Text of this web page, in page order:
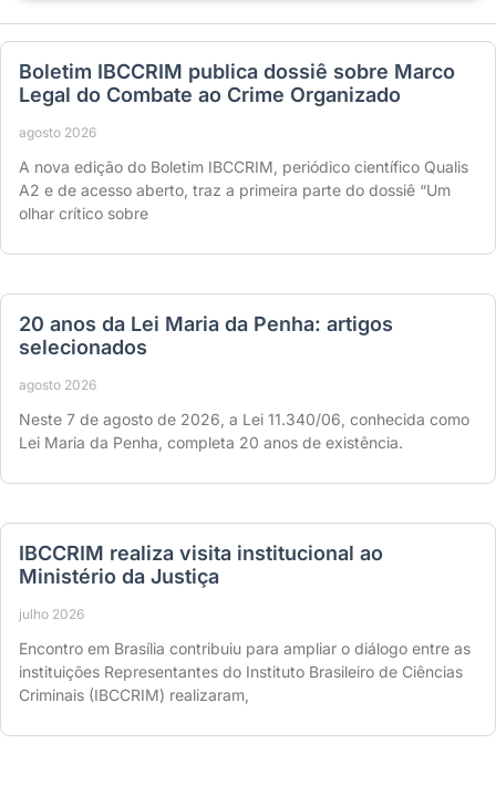
Boletim IBCCRIM publica dossiê sobre Marco
Legal do Combate ao Crime Organizado
agosto 2026
A nova edição do Boletim IBCCRIM, periódico científico Qualis
A2 e de acesso aberto, traz a primeira parte do dossiê “Um
olhar crítico sobre
20 anos da Lei Maria da Penha: artigos
selecionados
agosto 2026
Neste 7 de agosto de 2026, a Lei 11.340/06, conhecida como
Lei Maria da Penha, completa 20 anos de existência.
IBCCRIM realiza visita institucional ao
Ministério da Justiça
julho 2026
Encontro em Brasília contribuiu para ampliar o diálogo entre as
instituições Representantes do Instituto Brasileiro de Ciências
Criminais (IBCCRIM) realizaram,